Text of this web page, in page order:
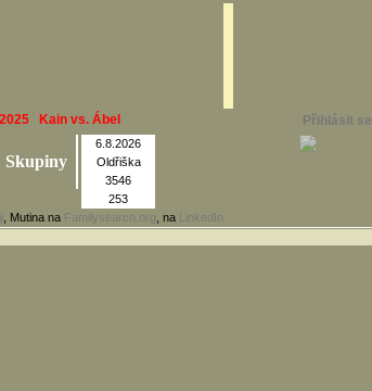
Kain vs. Ábel Přihlásit se
, Mutina na Familysearch.org , na LinkedIn
Skupiny
6.8.2026
Oldřiška
3546
253